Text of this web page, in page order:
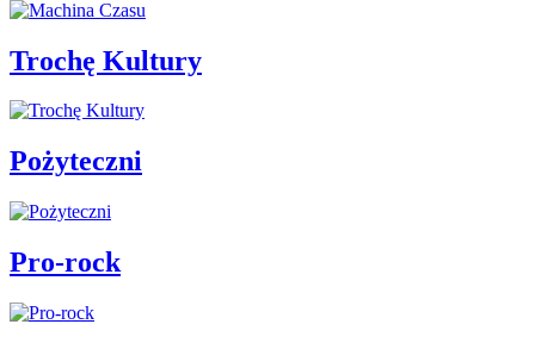
Trochę Kultury
Pożyteczni
Pro-rock